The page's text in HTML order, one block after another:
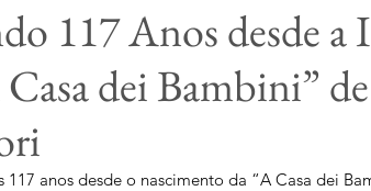
117 Anos desde a
Casa dei Bambini”
117 anos desde o nascimento da “A Casa dei